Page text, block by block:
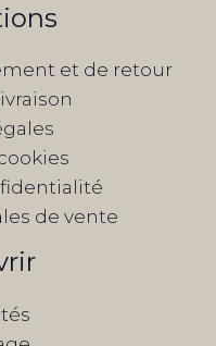
et de retour
de vente